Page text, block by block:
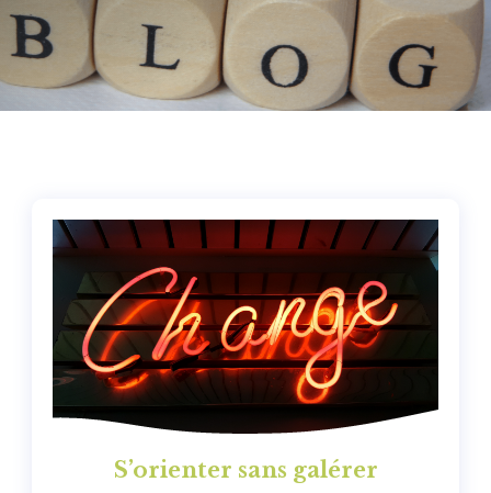
S’orienter sans galérer